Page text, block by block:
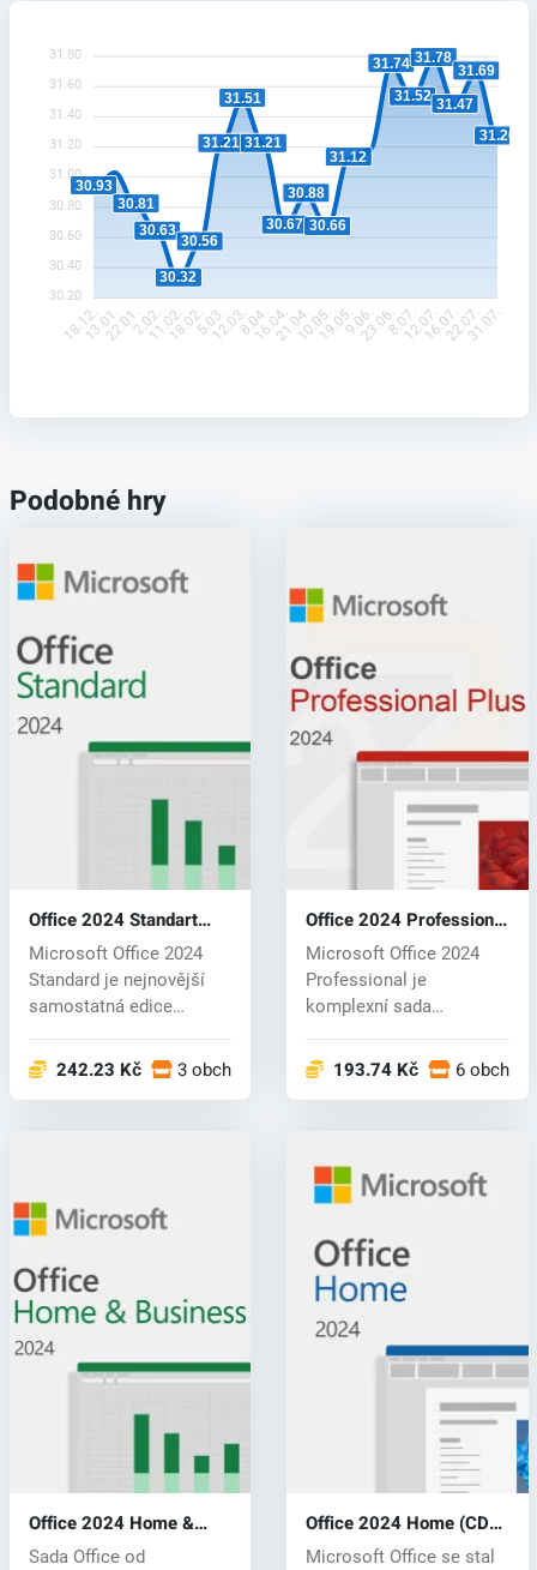
31.80
31.60
31.40
31.20
31.00
30.80
30.60
30.40
30.20
30.93
30.81
30.63
30.32
30.56
31.21
31.51
31.21
30.67
30.88
30.66
31.12
31.74
31.52
31.78
31.47
31.69
31.26
18.12.13.01.22.01.2.02.11.02.18.02.5.03.12.03.8.04.16.04.21.04.10.05.19.05.9.06.23.06.8.07.12.07.16.07.22.07.31.07.
Podobné hry
Office 2024 Standart
(CD key)
Microsoft Office 2024
Standard je nejnovější
samostatná edice
242.23 Kč 3 obchodech
Office 2024 Professional
(CD key)
Microsoft Office 2024
Professional je
komplexní sada
193.74 Kč 6
Office 2024 Home &
Business (CD key)
Sada Office od
Office 2024 Home (CD
key)
Microsoft Office se stal